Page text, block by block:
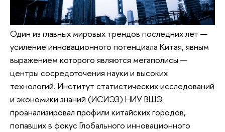
Один из главных мировых трендов последних лет —
усиление инновационного потенциала Китая, явным
выражением которого являются мегаполисы —
центры сосредоточения науки и высоких
технологий. Институт статистических исследований
и экономики знаний (ИСИЭЗ) НИУ ВШЭ
проанализировал профили китайских городов,
попавших в фокус Глобального инновационного